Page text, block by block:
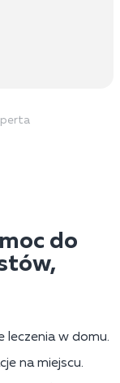
do
leczenia w domu.
na miejscu.